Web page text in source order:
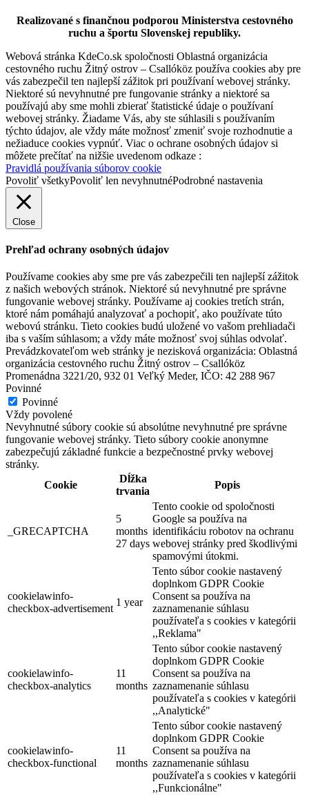
Hotel
Hotel Thermalpark***
Realizované s finančnou podporou Ministerstva cestovného
ruchu a športu Slovenskej republiky.
Webová stránka KdeCo.sk spoločnosti Oblastná organizácia
cestovného ruchu Žitný ostrov – Csallóköz používa cookies aby pre
vás zabezpečil ten najlepší zážitok pri používaní webovej stránky.
Niektoré sú nevyhnutné pre fungovanie stránky a niektoré sa
používajú aby sme mohli zbierať štatistické údaje o používaní
webovej stránky. Žiadame Vás, aby ste súhlasili s používaním
týchto údajov, ale vždy máte možnosť zmeniť svoje rozhodnutie a
nežiaduce cookies vypnúť. Viac o ochrane osobných údajov si
môžete prečítať na nižšie uvedenom odkaze :
Pravidlá používania súborov cookie
Povoliť všetkyPovoliť len nevyhnutnéPodrobné nastavenia
Close
Prehľad ochrany osobných údajov
Používame cookies aby sme pre vás zabezpečili ten najlepší zážitok
z našich webových stránok. Niektoré sú nevyhnutné pre správne
fungovanie webovej stránky. Používame aj cookies tretích strán,
ktoré nám pomáhajú analyzovať a pochopiť, ako používate túto
webovú stránku. Tieto cookies budú uložené vo vašom prehliadači
iba s vaším súhlasom; a vždy máte možnosť svoj súhlas odvolať.
Prevádzkovateľom web stránky je nezisková organizácia: Oblastná
organizácia cestovného ruchu Žitný ostrov – Csallóköz
Promenádna 3221/20, 932 01 Veľký Meder, IČO: 42 288 967
Povinné
Povinné
Vždy povolené
Nevyhnutné súbory cookie sú absolútne nevyhnutné pre správne
fungovanie webovej stránky. Tieto súbory cookie anonymne
zabezpečujú základné funkcie a bezpečnostné prvky webovej
stránky.
Cookie
Dĺžka
trvania
Popis
_GRECAPTCHA
5
months
27 days
Tento cookie od spoločnosti
Google sa používa na
identifikáciu robotov na ochranu
webovej stránky pred škodlivými
spamovými útokmi.
cookielawinfo-
checkbox-advertisement
1 year
Tento súbor cookie nastavený
doplnkom GDPR Cookie
Consent sa používa na
zaznamenanie súhlasu
používateľa s cookies v kategórii
,,Reklama"
cookielawinfo-
checkbox-analytics
11
months
Tento súbor cookie nastavený
doplnkom GDPR Cookie
Consent sa používa na
zaznamenanie súhlasu
používateľa s cookies v kategórii
,,Analytické"
cookielawinfo-
checkbox-functional
11
months
Tento súbor cookie nastavený
doplnkom GDPR Cookie
Consent sa používa na
zaznamenanie súhlasu
používateľa s cookies v kategórii
,,Funkcionálne"